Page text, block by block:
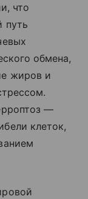
что
путь
обмена,
жиров и
—
клеток,